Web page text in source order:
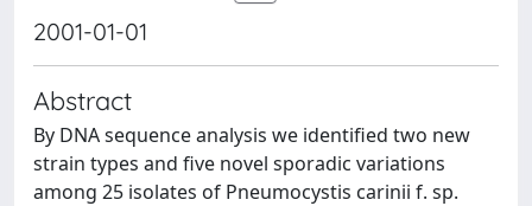
2001-01-01
Abstract
By DNA sequence analysis we identified two new
strain types and five novel sporadic variations
among 25 isolates of Pneumocystis carinii f. sp.